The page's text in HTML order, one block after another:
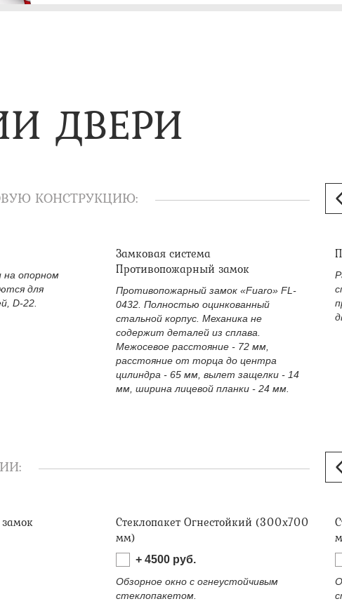
ДВЕРИ
КОНСТРУКЦИЮ:
на опорном
для
D-22.
Замковая система
Противопожарный замок
Противопожарный замок «Fuaro» FL-
0432. Полностью оцинкованный
стальной корпус. Механика не
содержит деталей из сплава.
Межосевое расстояние - 72 мм,
расстояние от торца до центра
цилиндра - 65 мм, вылет защелки - 14
мм, ширина лицевой планки - 24 мм.
Стеклопакет Огнестойкий (300х700
мм)
+ 4500 руб.
Обзорное окно с огнеустойчивым
стеклопакетом.